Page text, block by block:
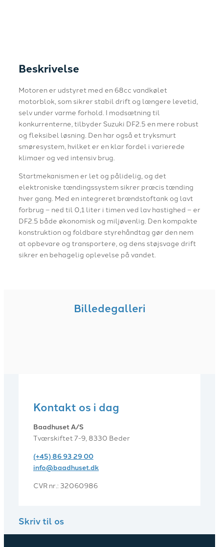
Beskrivelse
Motoren er udstyret med en 68cc vandkølet
motorblok, som sikrer stabil drift og længere levetid,
selv under varme forhold. I modsætning til
konkurrenterne, tilbyder Suzuki DF2.5 en mere robust
og fleksibel løsning. Den har også et tryksmurt
smøresystem, hvilket er en klar fordel i varierede
klimaer og ved intensiv brug.
Startmekanismen er let og pålidelig, og det
elektroniske tændingssystem sikrer præcis tænding
hver gang. Med en integreret brændstoftank og lavt
forbrug – ned til 0,1 liter i timen ved lav hastighed – er
DF2.5 både økonomisk og miljøvenlig. Den kompakte
konstruktion og foldbare styrehåndtag gør den nem
at opbevare og transportere, og dens støjsvage drift
sikrer en behagelig oplevelse på vandet.
Billedegalleri
Kontakt os i dag
Baadhuset A/S
Tværskiftet 7-9, 8330 Beder
(+45) 86 93 29 00
info@baadhuset.dk​
CVR nr.: 32060986
Skriv til os